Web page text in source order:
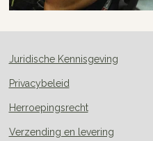
Juridische Kennisgeving
Privacybeleid
Herroepingsrecht
Verzending en levering